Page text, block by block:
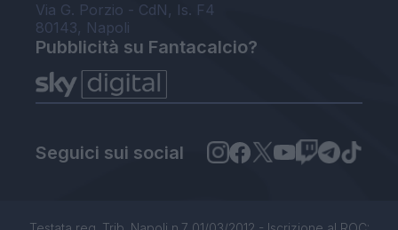
Via G. Porzio - CdN, Is. F4
80143, Napoli
Pubblicità su Fantacalcio?
Seguici sui social